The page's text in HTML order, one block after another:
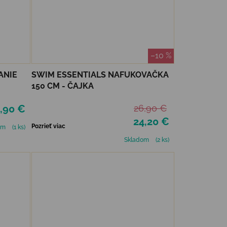
€
(1 ks)
–10 %
SWIM ESSENTIALS NAFUKOVAČKA
150 CM - ČAJKA
24,20 €
26,90 €
Pozrieť viac
Skladom
(2 ks)